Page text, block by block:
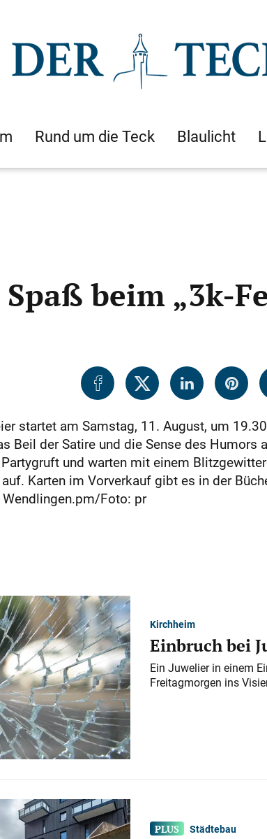
Rund um die Teck Blaulicht
beim „3k-
startet am Samstag, 11. August, um
Beil der Satire und die Sense des
und warten mit einem
Karten im Vorverkauf gibt es in der
Foto: pr
Kirchheim
Einbruch bei
Ein Juwelier in einem
Freitagmorgen ins
Städtebau